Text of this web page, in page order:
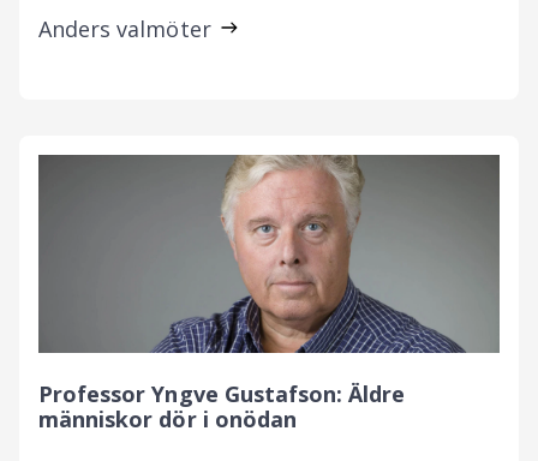
Anders valmöter
Professor Yngve Gustafson: Äldre
människor dör i onödan